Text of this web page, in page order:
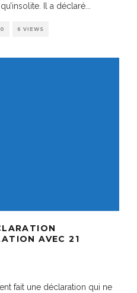
Il a déclaré
0 6 VIEWS
AVEC 21
fait une déclaration qui ne